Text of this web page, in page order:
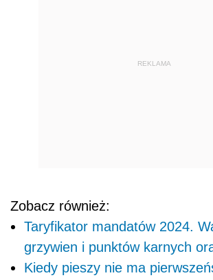
REKLAMA
Zobacz również:
Taryfikator mandatów 2024.
grzywien i punktów karnych
Kiedy pieszy nie ma